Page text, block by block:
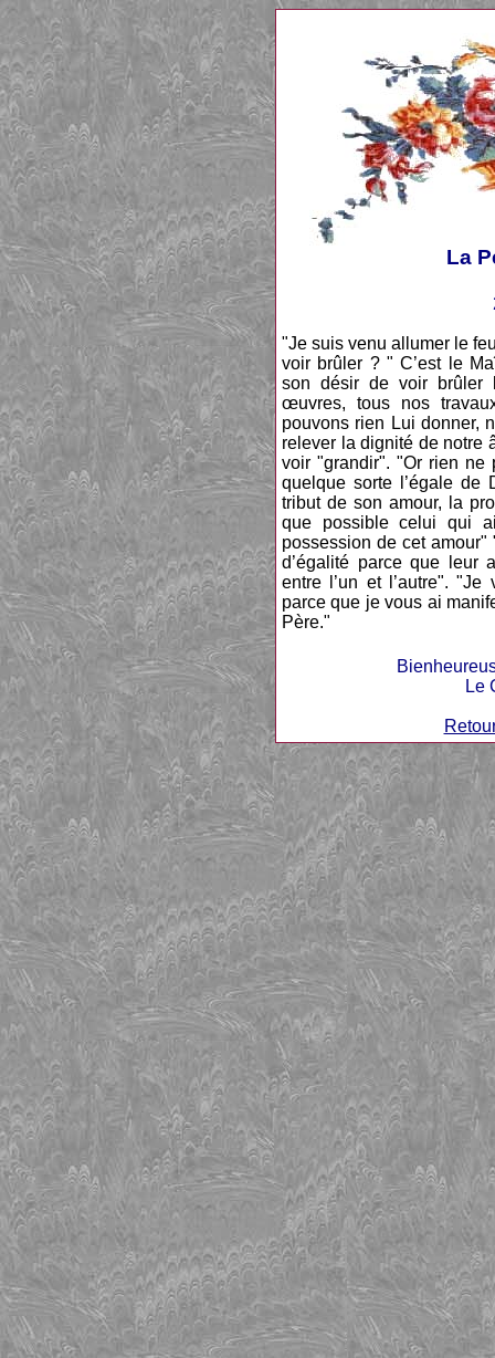
La
"Je suis venu allumer le
voir brûler ? " C’est le
son désir de voir brûler
œuvres, tous nos
pouvons rien Lui donner,
relever la dignité de notre
voir "grandir". "Or rien ne
quelque sorte l’égale de
tribut de son amour, la
que possible celui qui
possession de cet
d’égalité parce que leur
entre l’un et l’autre".
parce que je vous ai
Père."
Le